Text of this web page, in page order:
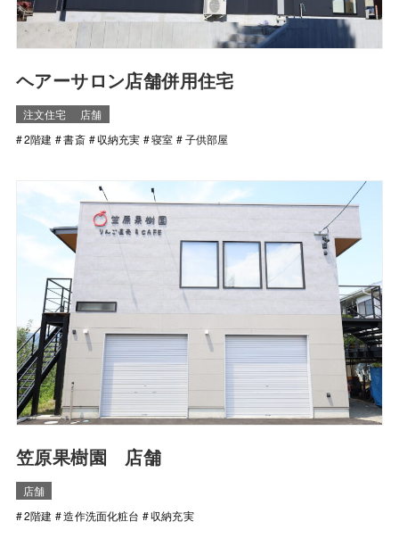
ヘアーサロン店舗併用住宅
注文住宅
店舗
2階建
書斎 収納充実 寝室 子供部屋
笠原果樹園 店舗
店舗
2階建
造作洗面化粧台 収納充実